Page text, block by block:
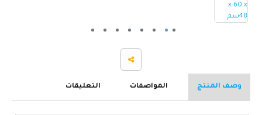
وصف المنتج المواصفات التعليقات